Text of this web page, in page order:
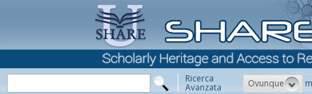
Ricerca
Avanzata Ovunque